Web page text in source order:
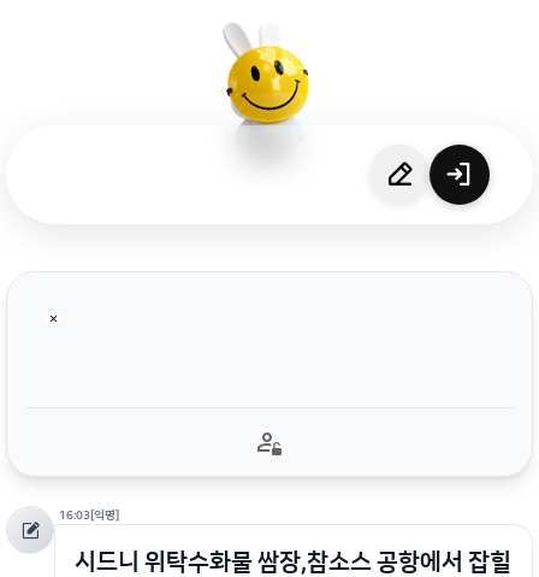
16:03[익명]
시드니 위탁수화물 쌈장,참소스 공항에서 잡힐